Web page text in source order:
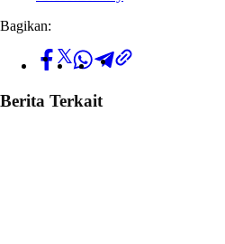
Bagikan:
Berita Terkait